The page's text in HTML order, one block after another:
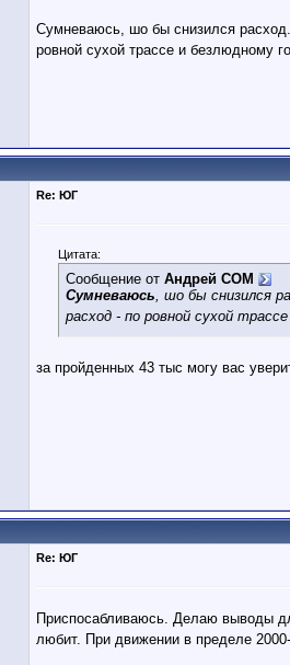
Сумневаюсь, шо бы снизился
ровной сухой трассе и безлюдному
Re: ЮГ
Цитата:
Сообщение от Андрей СОМ
Сумневаюсь, шо бы снизился
расход - по ровной сухой
за пройденных 43 тыс могу вас
Re: ЮГ
Приспосабливаюсь. Делаю выводы
любит. При движении в пределе